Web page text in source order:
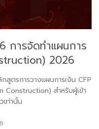
การจัดทำแผนการ
2026
สูตรการวางแผนการเงิน CFP
Construction) สำหรับผู้เข้า
เท่านั้น